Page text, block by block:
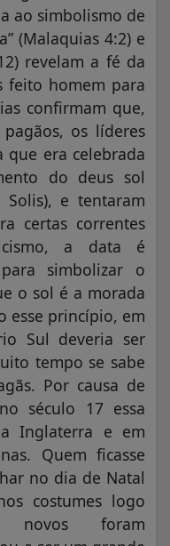
ao simbolismo de
(Malaquias 4:2) e
revelam a fé da
feito homem para
confirmam que,
os líderes
que era celebrada
do deus sol
Solis), e tentaram
certas correntes
a data é
simbolizar o
o sol é a morada
esse princípio, em
Sul deveria ser
tempo se sabe
Por causa de
século 17 essa
Inglaterra e em
Quem ficasse
no dia de Natal
costumes logo
novos foram